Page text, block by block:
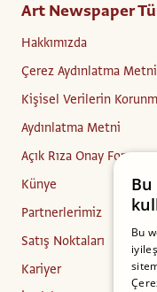
Art Newspaper
Hakkımızda
Çerez Aydınlatma Metni
Kişisel Verilerin
Aydınlatma Metni
Açık Rıza Onay Formu
Künye
Partnerlerimiz
Satış Noktaları
Kariyer
Bu